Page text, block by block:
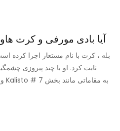
آیا بادی مورفی و کرت
بله ، کرت با نام مستعار اجرا کرده